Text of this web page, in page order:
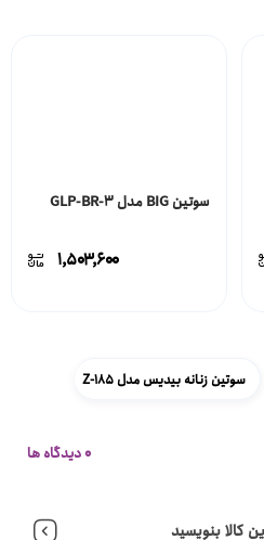
سوتین BIG مدل GLP-BR-3
۱,۵۰۳,۶۰۰
سوتین زنانه بیدیس مدل Z-185
0 دیدگاه ها
کالا بنویسید